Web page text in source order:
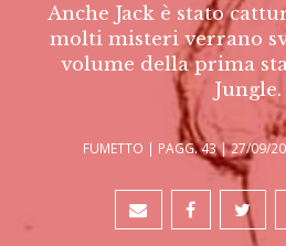
Anche Jack è stato
molti misteri verrano
volume della prima
Jungle.
FUMETTO | PAGG. 43 | 27/09/